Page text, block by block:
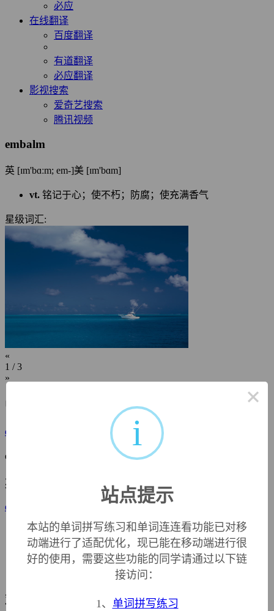
必应
在线翻译
百度翻译
有道翻译
必应翻译
影视搜索
爱奇艺搜索
腾讯视频
embalm
英 [ɪm'bɑːm; em-]美 [ɪm'bɑm]
vt. 铭记于心；使不朽；防腐；使充满香气
星级词汇:
«
1 / 3
»
中文词源
embalm
em-, 进入，使。balm, 芳香。
英文词源
embalm (v.)
corpse," from Old Frenchembaumer, earlierembausmer,
"preserve (a corpse) with spices," from assimilated form of
en-"in" (see en-(1)) +baume"balm" (see balm) + verbal
suffix-er. The-l-inserted in English 1500s in imitation of
Embalmed;embalming
双语例句
×
i
站点提示
本站的单词拼写练习和单词连连看功能已对移
动端进行了适配优化，现已能在移动端进行很
好的使用，需要这些功能的同学请通过以下链
接访问：
1、 单词拼写练习